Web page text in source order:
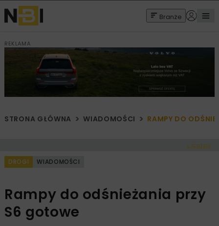
Branże
REKLAMA
STRONA GŁÓWNA WIADOMOŚCI RAMPY DO
< Cofnij
DROGI WIADOMOŚCI
Rampy do odśnieżania przy
S6 gotowe